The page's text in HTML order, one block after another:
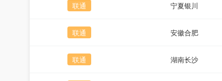
联通 宁夏银川
联通 安徽合肥
联通 湖南长沙